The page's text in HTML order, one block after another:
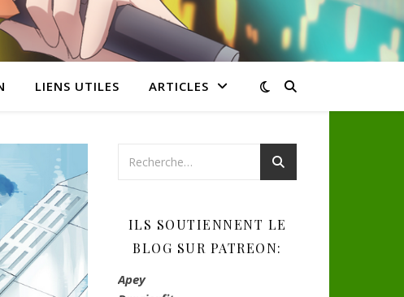
LIENS UTILES ARTICLES
ILS SOUTIENNENT LE
BLOG SUR PATREON:
Apey